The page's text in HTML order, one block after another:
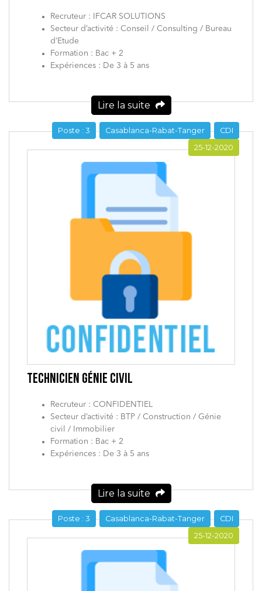
Recruteur : IFCAR SOLUTIONS
Secteur d’activité : Conseil / Consulting / Bureau
d’Etude
Formation : Bac + 2
Expériences : De 3 à 5 ans
Lire la suite
TECHNICIEN GÉNIE CIVIL
Recruteur : CONFIDENTIEL
Secteur d’activité : BTP / Construction / Génie
civil / Immobilier
Formation : Bac + 2
Expériences : De 3 à 5 ans
Lire la suite
CDI
Casablanca-Rabat-Tanger
Poste : 3
25-12-2020
CDI
Casablanca-Rabat-Tanger
Poste : 3
25-12-2020